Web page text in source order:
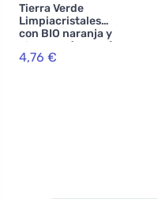
Tierra Verde
Limpiacristales
con BIO naranja y
citronela (750 ml)
4,76 €